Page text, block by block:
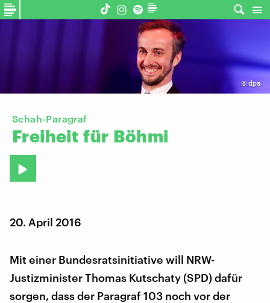
© dpa
Schah-Paragraf
Freiheit für Böhmi
20. April 2016
Mit einer Bundesratsinitiative will NRW-
Justizminister Thomas Kutschaty (SPD) dafür
sorgen, dass der Paragraf 103 noch vor der